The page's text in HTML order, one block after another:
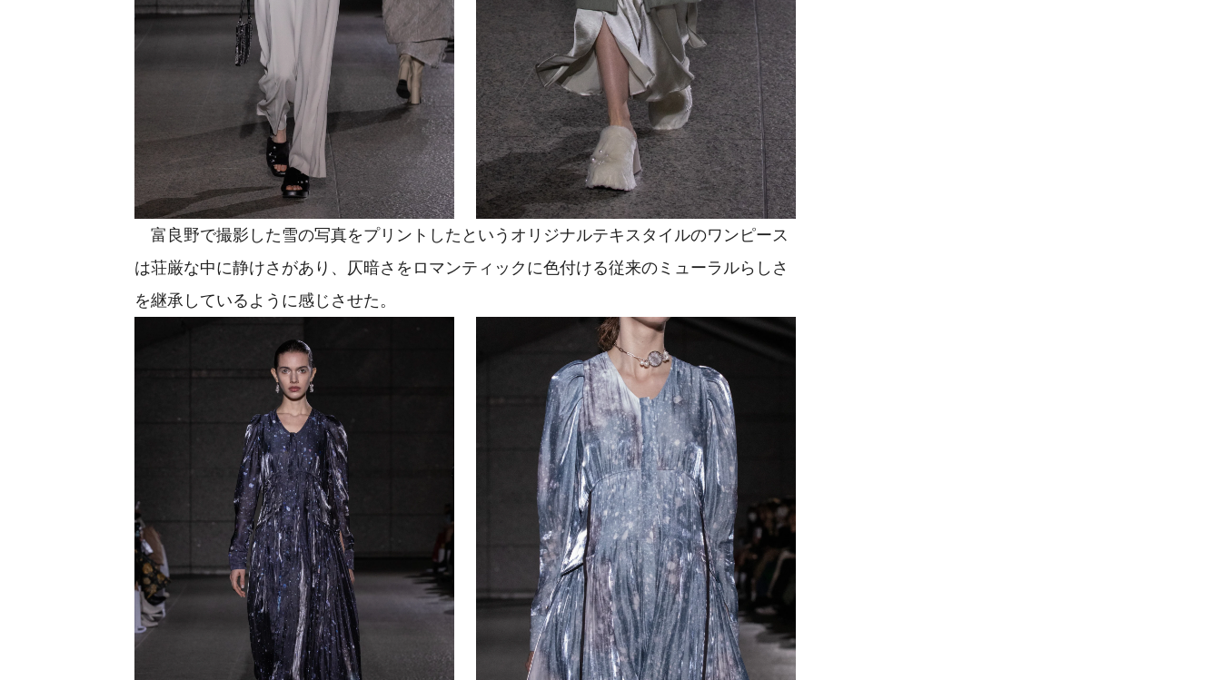
富良野で撮影した雪の写真をプリントしたというオリジナルテキスタイルのワンピース
は荘厳な中に静けさがあり、仄暗さをロマンティックに色付ける従来のミューラルらしさ
を継承しているように感じさせた。